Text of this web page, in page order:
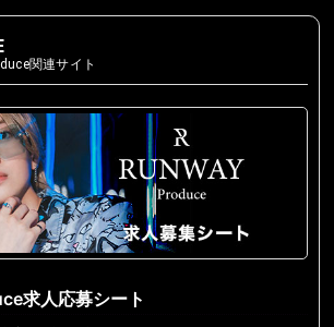
関連サイト
求人応募シート